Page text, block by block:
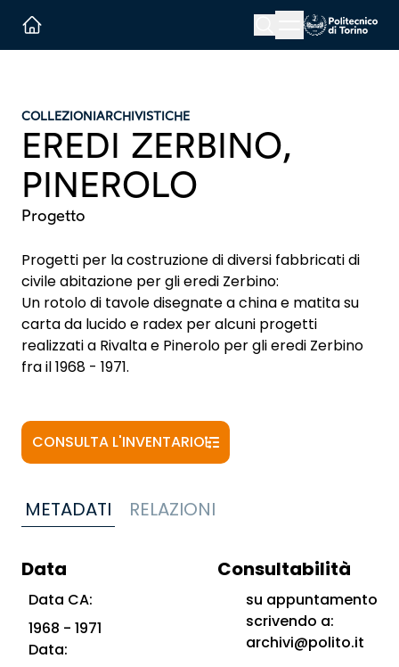
Menu button
COLLEZIONIARCHIVISTICHE
EREDI ZERBINO,
PINEROLO
Progetto
Progetti per la costruzione di diversi fabbricati di
civile abitazione per gli eredi Zerbino:
Un rotolo di tavole disegnate a china e matita su
carta da lucido e radex per alcuni progetti
realizzati a Rivalta e Pinerolo per gli eredi Zerbino
fra il 1968 - 1971.
CONSULTA L'INVENTARIO
METADATI RELAZIONI
Data
Data CA:
1968 - 1971
Data:
Consultabilità
su appuntamento
scrivendo a:
archivi@polito.it